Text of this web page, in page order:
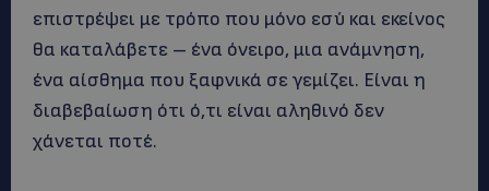
επιστρέψει με τρόπο που μόνο εσύ και εκείνος
θα καταλάβετε – ένα όνειρο, μια ανάμνηση,
ένα αίσθημα που ξαφνικά σε γεμίζει. Είναι η
διαβεβαίωση ότι ό,τι είναι αληθινό δεν
χάνεται ποτέ.